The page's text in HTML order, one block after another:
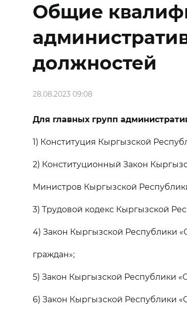
Общие
должностей
28.08.2023 09:08
Для главных групп
1) Конституция Кыргызской
2) Конституционный Закон
Министров Кыргызской
3) Трудовой кодекс Кыргызской
4) Закон Кыргызской Республики
граждан»;
5) Закон Кыргызской Республики
6) Закон Кыргызской Республики